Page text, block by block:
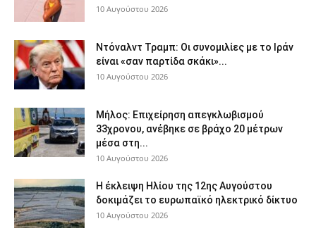
10 Αυγούστου 2026
Ντόναλντ Τραμπ: Οι συνομιλίες με το Ιράν
είναι «σαν παρτίδα σκάκι»...
10 Αυγούστου 2026
Μήλος: Επιχείρηση απεγκλωβισμού
33χρονου, ανέβηκε σε βράχο 20 μέτρων
μέσα στη...
10 Αυγούστου 2026
Η έκλειψη Ηλίου της 12ης Αυγούστου
δοκιμάζει το ευρωπαϊκό ηλεκτρικό δίκτυο
10 Αυγούστου 2026